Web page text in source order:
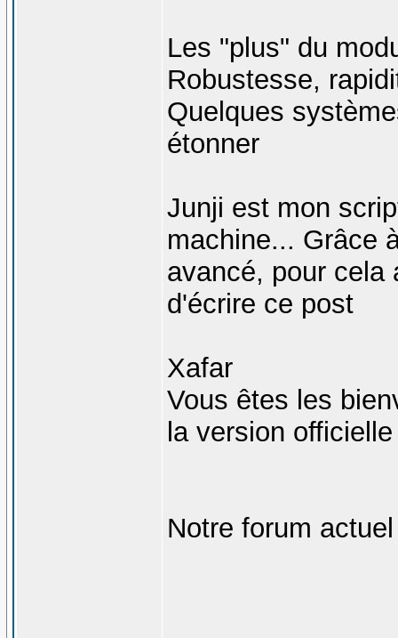
Les "plus" du
Robustesse,
Quelques
étonner
Junji est mon
machine... Grâce
avancé, pour cela
d'écrire ce post
Xafar
Vous êtes les
la version
Notre forum